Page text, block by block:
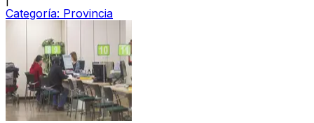
Categoría: Provincia